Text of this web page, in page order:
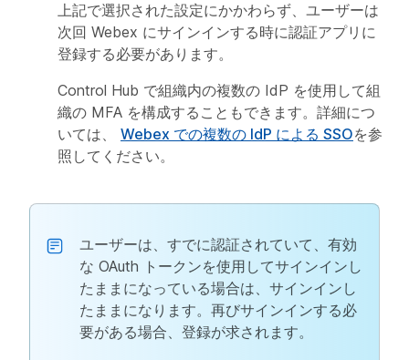
上記で選択された設定にかかわらず、ユーザーは
次回 Webex にサインインする時に認証アプリに
登録する必要があります。
Control Hub で組織内の複数の IdP を使用して組
織の MFA を構成することもできます。詳細につ
いては、 Webex での複数の IdP による SSOを参
照してください。
ユーザーは、すでに認証されていて、有効
な OAuth トークンを使用してサインインし
たままになっている場合は、サインインし
たままになります。再びサインインする必
要がある場合、登録が求されます。